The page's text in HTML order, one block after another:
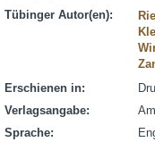
Tübinger Autor(en):
Erschienen in:
Verlagsangabe:
Sprache: